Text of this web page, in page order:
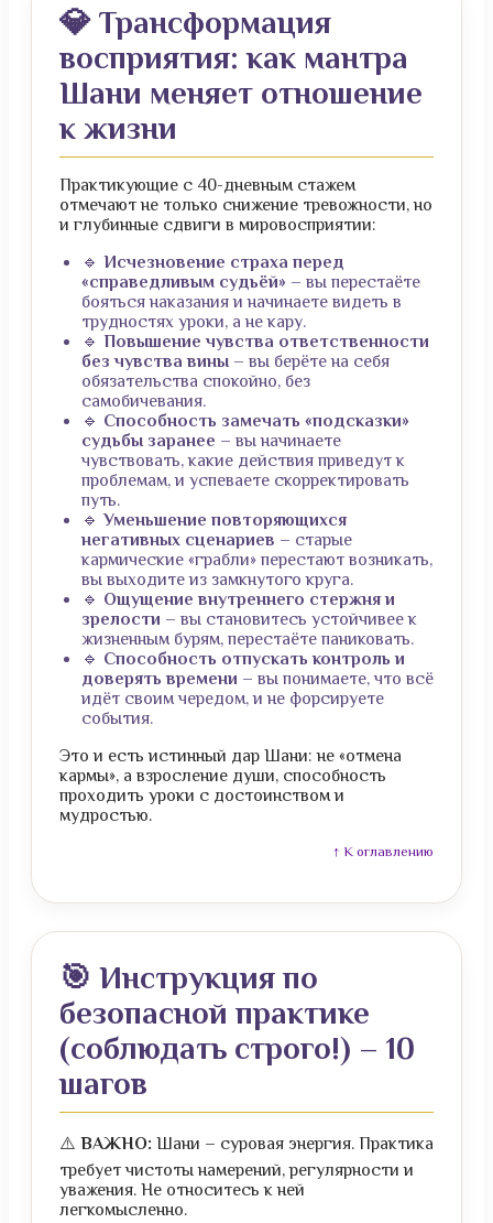
💎 Трансформация
восприятия: как мантра
Шани меняет отношение
к жизни
Практикующие с 40-дневным стажем
отмечают не только снижение тревожности, но
и глубинные сдвиги в мировосприятии:
🔹 Исчезновение страха перед
«справедливым судьёй» – вы перестаёте
бояться наказания и начинаете видеть в
трудностях уроки, а не кару.
🔹 Повышение чувства ответственности
без чувства вины– вы берёте на себя
обязательства спокойно, без
самобичевания.
🔹 Способность замечать «подсказки»
судьбы заранее – вы начинаете
чувствовать, какие действия приведут к
проблемам, и успеваете скорректировать
путь.
🔹Уменьшение повторяющихся
негативных сценариев – старые
кармические «грабли» перестают возникать,
вы выходите из замкнутого круга.
🔹 Ощущение внутреннего стержня и
зрелости – вы становитесь устойчивее к
жизненным бурям, перестаёте паниковать.
🔹 Способность отпускать контроль и
доверять времени – вы понимаете, что всё
идёт своим чередом, и не форсируете
события.
Это и есть истинный дар Шани: не «отмена
кармы», а взросление души, способность
проходить уроки с достоинством и
мудростью.
↑ К оглавлению
🎯 Инструкция по
безопасной практике
(соблюдать строго!) – 10
шагов
⚠️ ВАЖНО: Шани – суровая энергия. Практика
требует чистоты намерений, регулярности и
уважения. Не относитесь к ней
легкомысленно.